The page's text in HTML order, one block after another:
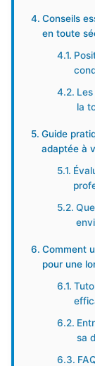
Conseils
en toute
la
Guide
adaptée à
Comment
pour une
sa